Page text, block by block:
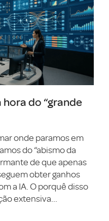
hora do “grande
onde paramos em
do “abismo da
de que apenas
obter ganhos
a IA. O porquê disso
extensiva...